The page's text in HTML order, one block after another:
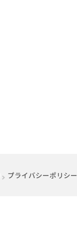
プライバシーポリシー